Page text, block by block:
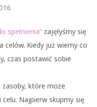
spełnienia” zajęłyśmy się
celów. Kiedy już wiemy co
czas postawić sobie
zasoby, które może
Najpierw skupmy się